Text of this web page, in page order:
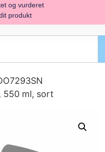
og vurderet
produkt
550 ml, sort